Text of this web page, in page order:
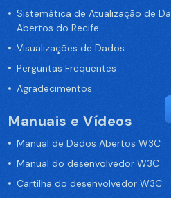
Sistemática de Atualização de
Abertos do Recife
Visualizações de Dados
Perguntas Frequentes
Agradecimentos
Manuais e Vídeos
Manual de Dados Abertos W3C
Manual do desenvolvedor W3C
Cartilha do desenvolvedor W3C